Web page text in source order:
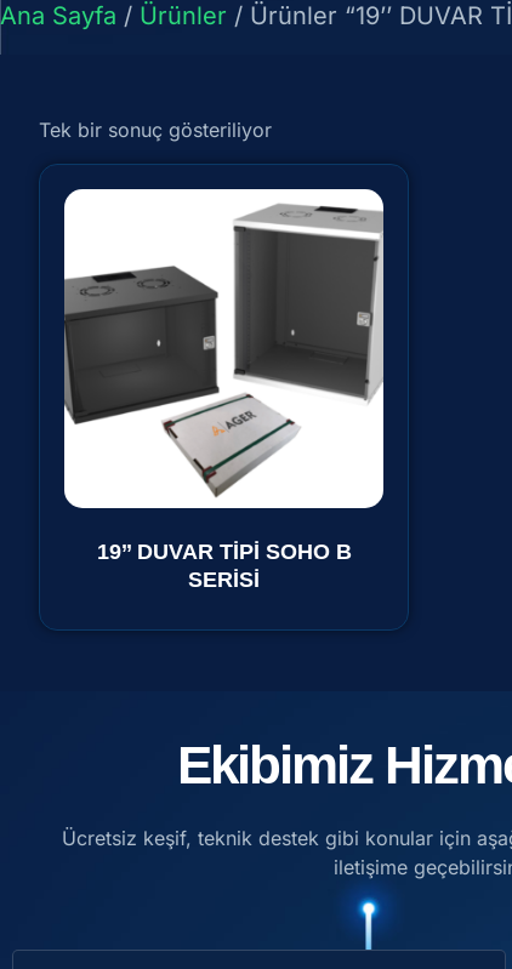
Ana Sayfa / Ürünler / Ürünler “19’’ DUVAR
Tek bir sonuç gösteriliyor
19’’ DUVAR TİPİ SOHO B
SERİSİ
Ekibimiz
Ücretsiz keşif, teknik destek gibi konular için
iletişime